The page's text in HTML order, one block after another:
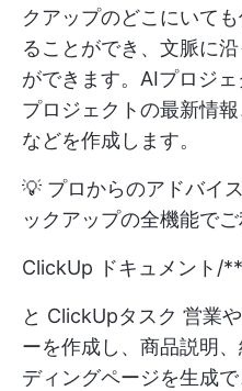
クアップのどこにいて
ることができ、文脈に
ができます。AIプロジェ
プロジェクトの最新情
などを作成します。
💡 プロからのアドバイ
ックアップの全機能でご
ClickUp ドキュメント /**
と ClickUpタスク 営業
ーを作成し、商品説明
ディングページを生成